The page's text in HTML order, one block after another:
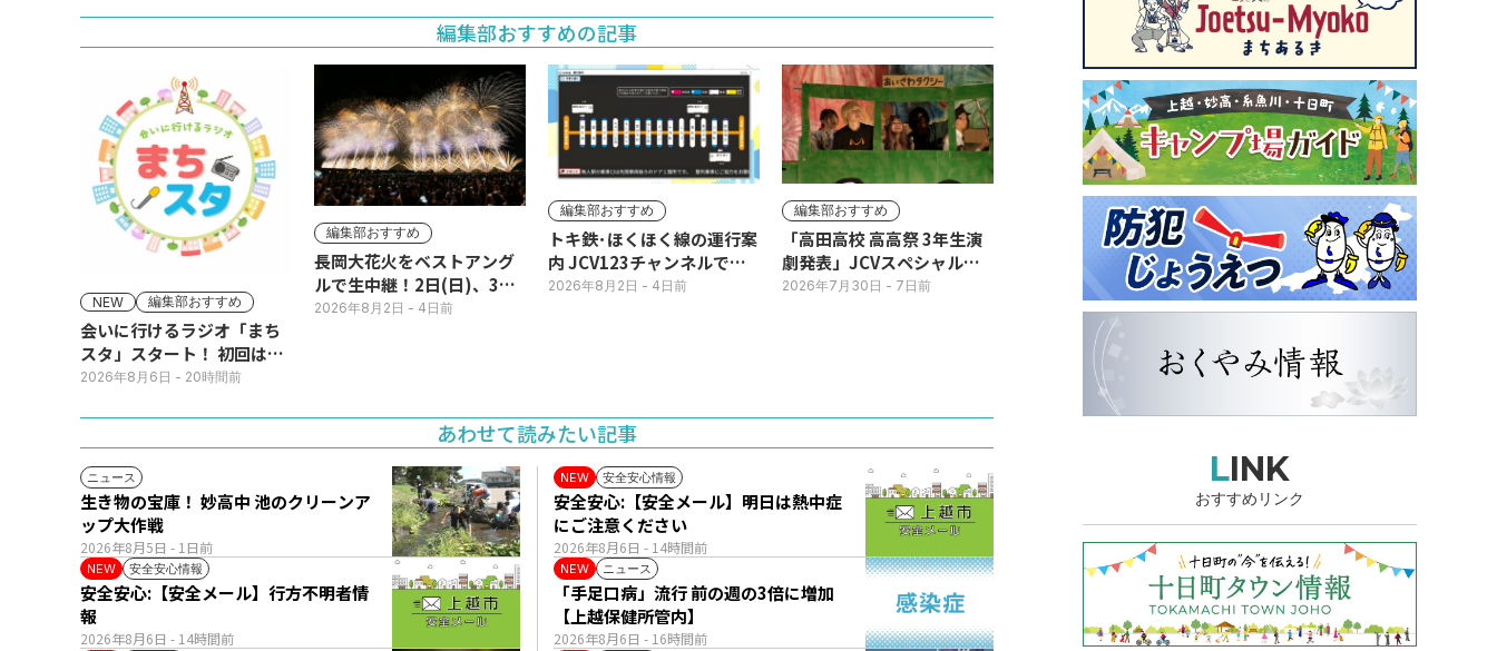
編集部おすすめの記事
NEW 編集部おすすめ
会いに行けるラジオ「まち
スタ」スタート！ 初回は11
日(火･祝) 公開生放送
2026年8月6日 - 20時間前
編集部おすすめ
長岡大花火をベストアング
ルで生中継！2日(日)、3日
(月)
2026年8月2日 - 4日前
編集部おすすめ
トキ鉄･ほくほく線の運行案
内 JCV123チャンネルで平
日毎朝表示
2026年8月2日 - 4日前
編集部おすすめ
「高田高校 高高祭 3年生演
劇発表」JCVスペシャルで
放送中！
2026年7月30日 - 7日前
あわせて読みたい記事
ニュース
2026年8月5日 - 1日前
生き物の宝庫！ 妙高中 池のクリーンア
ップ大作戦
NEW 安全安心情報
2026年8月6日 - 14時間前
安全安心:【安全メール】明日は熱中症
にご注意ください
NEW 安全安心情報
2026年8月6日 - 14時間前
安全安心:【安全メール】行方不明者情
報
NEW ニュース
2026年8月6日 - 16時間前
「手足口病」流行 前の週の3倍に増加
【上越保健所管内】
LINK
おすすめリンク